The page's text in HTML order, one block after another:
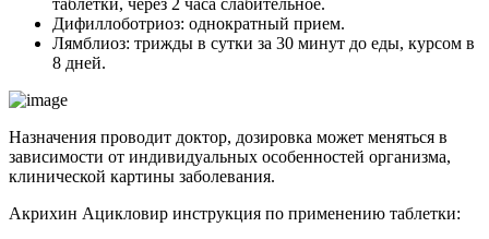
таблетки, через 2 часа слабительное.
Дифиллоботриоз: однократный прием.
Лямблиоз: трижды в сутки за 30 минут до еды, курсом в
8 дней.
Назначения проводит доктор, дозировка может меняться в
зависимости от индивидуальных особенностей организма,
клинической картины заболевания.
Акрихин Ацикловир инструкция по применению таблетки: